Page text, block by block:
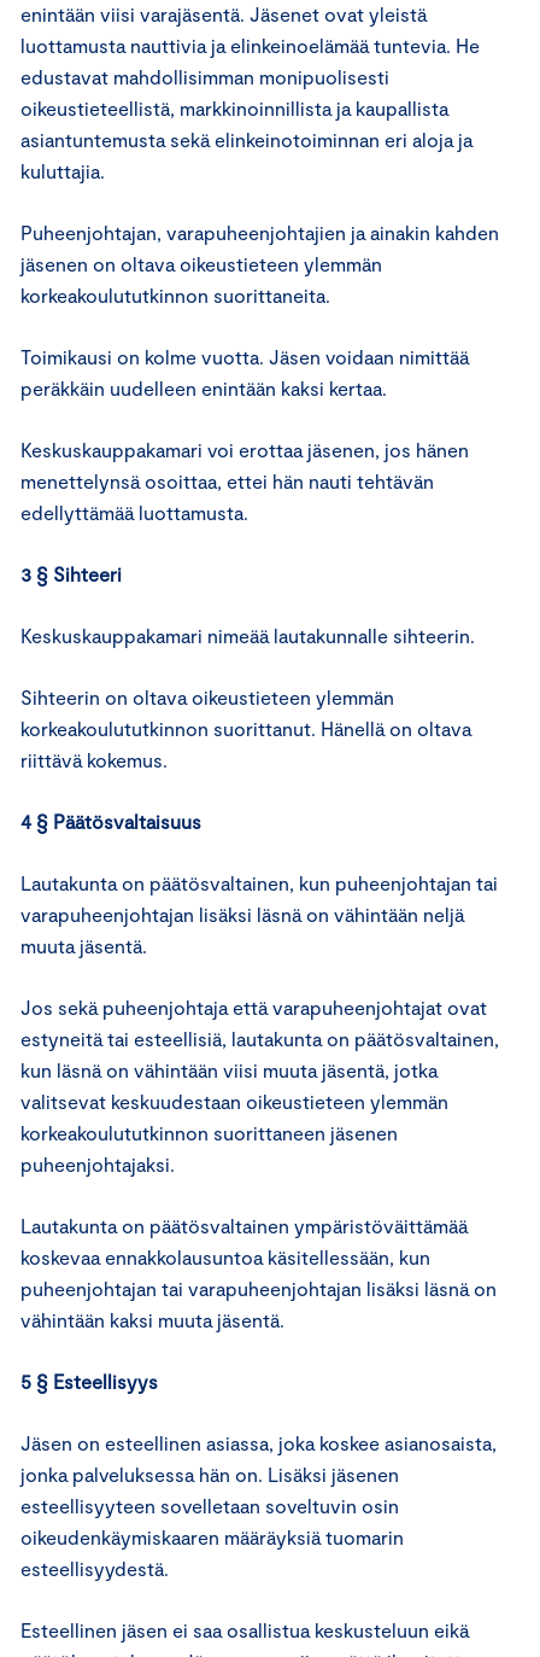
enintään viisi varajäsentä. Jäsenet ovat yleistä
luottamusta nauttivia ja elinkeinoelämää tuntevia. He
edustavat mahdollisimman monipuolisesti
oikeustieteellistä, markkinoinnillista ja kaupallista
asiantuntemusta sekä elinkeinotoiminnan eri aloja ja
kuluttajia.
Puheenjohtajan, varapuheenjohtajien ja ainakin kahden
jäsenen on oltava oikeustieteen ylemmän
korkeakoulututkinnon suorittaneita.
Toimikausi on kolme vuotta. Jäsen voidaan nimittää
peräkkäin uudelleen enintään kaksi kertaa.
Keskuskauppakamari voi erottaa jäsenen, jos hänen
menettelynsä osoittaa, ettei hän nauti tehtävän
edellyttämää luottamusta.
3 § Sihteeri
Keskuskauppakamari nimeää lautakunnalle sihteerin.
Sihteerin on oltava oikeustieteen ylemmän
korkeakoulututkinnon suorittanut. Hänellä on oltava
riittävä kokemus.
4 § Päätösvaltaisuus
Lautakunta on päätösvaltainen, kun puheenjohtajan tai
varapuheenjohtajan lisäksi läsnä on vähintään neljä
muuta jäsentä.
Jos sekä puheenjohtaja että varapuheenjohtajat ovat
estyneitä tai esteellisiä, lautakunta on päätösvaltainen,
kun läsnä on vähintään viisi muuta jäsentä, jotka
valitsevat keskuudestaan oikeustieteen ylemmän
korkeakoulututkinnon suorittaneen jäsenen
puheenjohtajaksi.
Lautakunta on päätösvaltainen ympäristöväittämää
koskevaa ennakkolausuntoa käsitellessään, kun
puheenjohtajan tai varapuheenjohtajan lisäksi läsnä on
vähintään kaksi muuta jäsentä.
5 § Esteellisyys
Jäsen on esteellinen asiassa, joka koskee asianosaista,
jonka palveluksessa hän on. Lisäksi jäsenen
esteellisyyteen sovelletaan soveltuvin osin
oikeudenkäymiskaaren määräyksiä tuomarin
esteellisyydestä.
Esteellinen jäsen ei saa osallistua keskusteluun eikä